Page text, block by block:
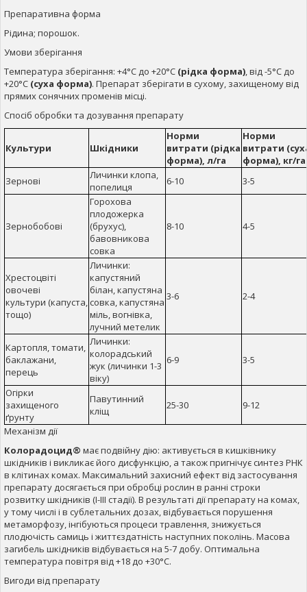
Препаративна форма
Рідина; порошок.
Умови зберігання
Температура зберігання: +4°С до +20°С (рідка форма) , від -5°С до
+20°С (суха форма). Препарат зберігати в сухому, захищеному від
прямих сонячних променів місці.
Спосіб обробки та дозування препарату
Культури Шкідники
Норми
витрати (рідка
форма), л/га
Норми
витрати
форма), кг/га
Зернові
Личинки клопа,
попелиця
6-10 3-5
Зернобобові
Горохова
плодожерка
(брухус),
бавовникова
совка
8-10 4-5
Хрестоцвіті
овочеві
культури (капуста,
тощо)
Личинки:
капустяний
білан, капустяна
совка, капустяна
міль, вогнівка,
лучний метелик
3-6 2-4
Картопля, томати,
баклажани,
перець
Личинки:
колорадський
жук (личинки 1-3
віку)
6-9 3-5
Огірки
захищеного
ґрунту
Павутинний
кліщ
25-30 9-12
Механізм дії
Колорадоцид® має подвійну дію: активується в кишківнику
шкідників і викликає його дисфункцію, а також пригнічує синтез РНК
в клітинах комах. Максимальний захисний ефект від застосування
препарату досягається при обробці рослин в ранні строки
розвитку шкідників (І-ІІІ стадії). В результаті дії препарату на комах,
у тому числі і в сублетальних дозах, відбувається порушення
метаморфозу, інгібуються процеси травлення, знижується
плодючість самиць і життєздатність наступних поколінь. Масова
загибель шкідників відбувається на 5-7 добу. Оптимальна
температура повітря від +18 до +30°С.
Вигоди від препарату